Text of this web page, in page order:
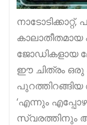
ജോഡികളായ
ഈ ചിത്രം ഒരു
‘എന്നും
സ്വരത്തിനും